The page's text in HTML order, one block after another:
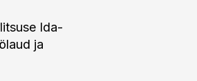
Ida-
ja